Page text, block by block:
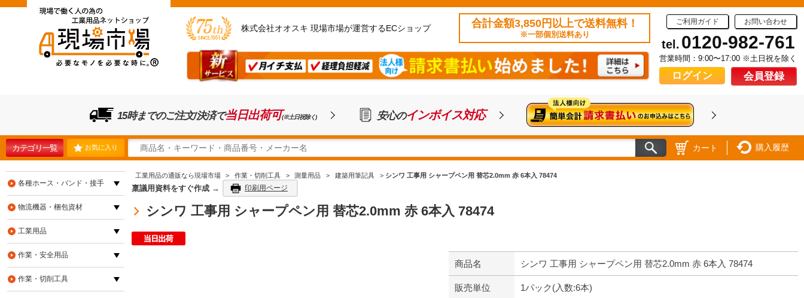
株式会社オオスキ 現場市場が運営するECショップ 合計金額3,850円以上で送料無料！
※一部個別送料あり
ご利用ガイド お問い合わせ
tel. 0120-982-761
営業時間：9:00〜17:00 ※土日祝を除く
ログイン 会員登録
15時までのご注文/決済で当日出荷可(※土日祝除く) 安心のインボイス対応
カテゴリ一覧 お気に入り カート 購入履歴
工業用品の通販なら現場市場 > 作業・切削工具 > 測量用品 > 建築用筆記具 > シンワ 工事用 シャープペン用 替芯2.0mm 赤 6本入 78474
稟議用資料をすぐ作成 → 印刷用ページ
シンワ 工事用 シャープペン用 替芯2.0mm 赤 6本入 78474
商品名 シンワ 工事用 シャープペン用 替芯2.0mm 赤 6本入 78474
販売単位 1パック(入数:6本)
各種ホース・バンド・接手
物流機器・梱包資材
工業用品
作業・安全用品
作業・切削工具